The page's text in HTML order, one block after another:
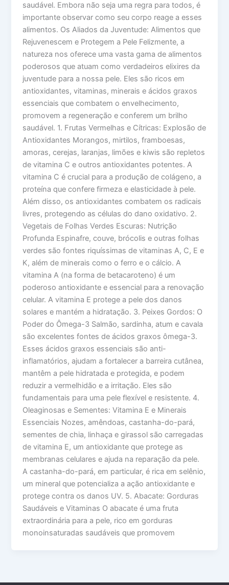
saudável. Embora não seja uma regra para todos, é
importante observar como seu corpo reage a esses
alimentos. Os Aliados da Juventude: Alimentos que
Rejuvenescem e Protegem a Pele Felizmente, a
natureza nos oferece uma vasta gama de alimentos
poderosos que atuam como verdadeiros elixires da
juventude para a nossa pele. Eles são ricos em
antioxidantes, vitaminas, minerais e ácidos graxos
essenciais que combatem o envelhecimento,
promovem a regeneração e conferem um brilho
saudável. 1. Frutas Vermelhas e Cítricas: Explosão de
Antioxidantes Morangos, mirtilos, framboesas,
amoras, cerejas, laranjas, limões e kiwis são repletos
de vitamina C e outros antioxidantes potentes. A
vitamina C é crucial para a produção de colágeno, a
proteína que confere firmeza e elasticidade à pele.
Além disso, os antioxidantes combatem os radicais
livres, protegendo as células do dano oxidativo. 2.
Vegetais de Folhas Verdes Escuras: Nutrição
Profunda Espinafre, couve, brócolis e outras folhas
verdes são fontes riquíssimas de vitaminas A, C, E e
K, além de minerais como o ferro e o cálcio. A
vitamina A (na forma de betacaroteno) é um
poderoso antioxidante e essencial para a renovação
celular. A vitamina E protege a pele dos danos
solares e mantém a hidratação. 3. Peixes Gordos: O
Poder do Ômega-3 Salmão, sardinha, atum e cavala
são excelentes fontes de ácidos graxos ômega-3.
Esses ácidos graxos essenciais são anti-
inflamatórios, ajudam a fortalecer a barreira cutânea,
mantêm a pele hidratada e protegida, e podem
reduzir a vermelhidão e a irritação. Eles são
fundamentais para uma pele flexível e resistente. 4.
Oleaginosas e Sementes: Vitamina E e Minerais
Essenciais Nozes, amêndoas, castanha-do-pará,
sementes de chia, linhaça e girassol são carregadas
de vitamina E, um antioxidante que protege as
membranas celulares e ajuda na reparação da pele.
A castanha-do-pará, em particular, é rica em selênio,
um mineral que potencializa a ação antioxidante e
protege contra os danos UV. 5. Abacate: Gorduras
Saudáveis e Vitaminas O abacate é uma fruta
extraordinária para a pele, rico em gorduras
monoinsaturadas saudáveis que promovem